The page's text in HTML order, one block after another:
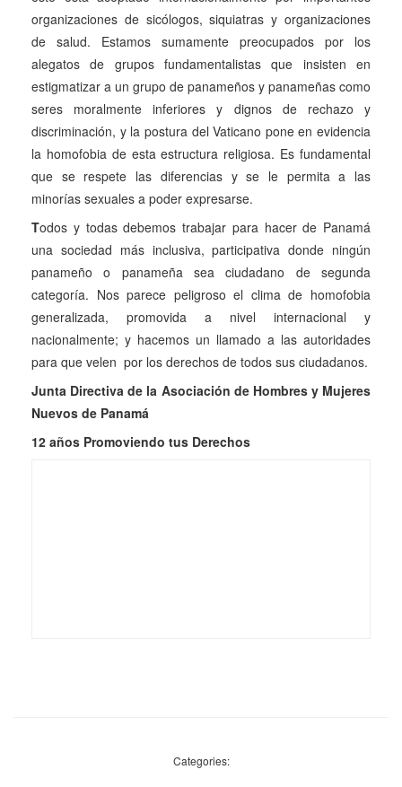
organizaciones de sicólogos, siquiatras y organizaciones
de salud. Estamos sumamente preocupados por los
alegatos de grupos fundamentalistas que insisten en
estigmatizar a un grupo de panameños y panameñas como
seres moralmente inferiores y dignos de rechazo y
discriminación, y la postura del Vaticano pone en evidencia
la homofobia de esta estructura religiosa. Es fundamental
que se respete las diferencias y se le permita a las
minorías sexuales a poder expresarse.
Todos y todas debemos trabajar para hacer de Panamá
una sociedad más inclusiva, participativa donde ningún
panameño o panameña sea ciudadano de segunda
categoría. Nos parece peligroso el clima de homofobia
generalizada, promovida a nivel internacional y
nacionalmente; y hacemos un llamado a las autoridades
para que velen por los derechos de todos sus ciudadanos.
Junta Directiva de la Asociación de Hombres y Mujeres
Nuevos de Panamá
12 años Promoviendo tus Derechos
Categories: